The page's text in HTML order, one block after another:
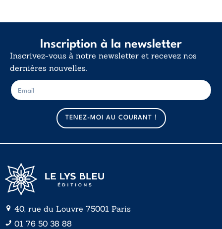
Inscription à la newsletter
Inscrivez-vous à notre newsletter et recevez nos
dernières nouvelles.
m
a
i
l
E
-
m
TENEZ-MOI AU COURANT !
40, rue du Louvre 75001 Paris
01 76 50 38 88